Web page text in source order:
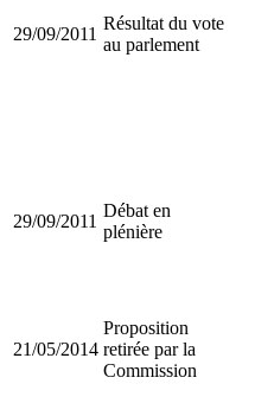
29/09/2011
Résultat du vote
au parlement
29/09/2011
Débat en
plénière
21/05/2014
Proposition
retirée par la
Commission